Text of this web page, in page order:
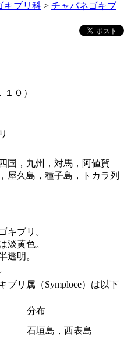
キブリ科 > チャバネゴキブ
０）
国，九州，対馬，阿値賀
屋久島，種子島，トカラ列
キブリ。
淡黄色。
透明。
ブリ属（Symploce）は以下
分布
石垣島，西表島